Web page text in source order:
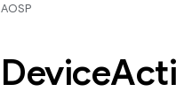
AOSP
Device